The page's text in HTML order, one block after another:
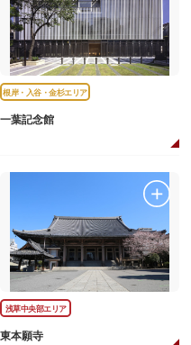
根岸・入谷・金杉エリア
一葉記念館
浅草中央部エリア
東本願寺